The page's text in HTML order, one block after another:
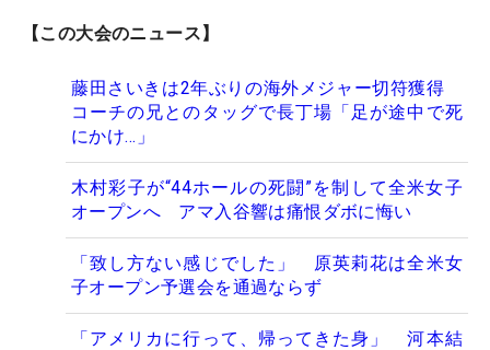
【この大会のニュース】
藤田さいきは2年ぶりの海外メジャー切符獲得
コーチの兄とのタッグで長丁場「足が途中で死
にかけ…」
木村彩子が“44ホールの死闘”を制して全米女子
オープンへ アマ入谷響は痛恨ダボに悔い
「致し方ない感じでした」 原英莉花は全米女
子オープン予選会を通過ならず
「アメリカに行って、帰ってきた身」 河本結